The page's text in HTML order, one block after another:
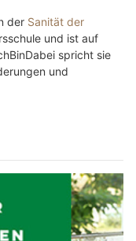
der Sanität der
und ist auf
spricht sie
und